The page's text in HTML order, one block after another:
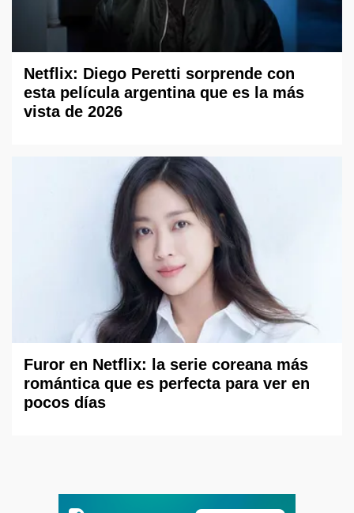
Netflix: Diego Peretti sorprende con
esta película argentina que es la más
vista de 2026
Furor en Netflix: la serie coreana más
romántica que es perfecta para ver en
pocos días